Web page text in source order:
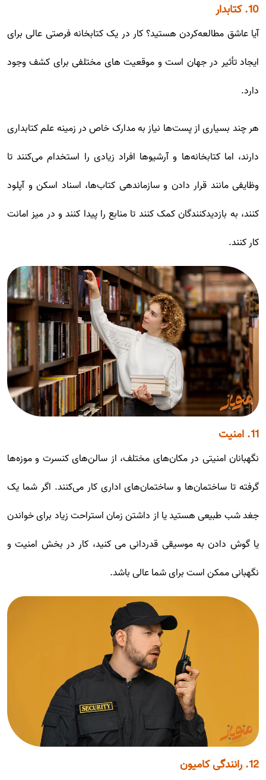
10. کتابدار
آیا عاشق مطالعه‌کردن هستید؟ کار در یک کتابخانه فرصتی عالی برای
ایجاد تأثیر در جهان است و موقعیت های مختلفی برای کشف وجود
دارد.
هر چند بسیاری از پست‌ها نیاز به مدارک خاص در زمینه علم کتابداری
دارند، اما کتابخانه‌ها و آرشیوها افراد زیادی را استخدام می‌کنند تا
وظایفی مانند قرار دادن و سازماندهی کتاب‌ها، اسناد اسکن و آپلود
کنند، به بازدیدکنندگان کمک کنند تا منابع را پیدا کنند و در میز امانت
کار کنند.
11. امنیت
نگهبانان امنیتی در مکان‌های مختلف، از سالن‌های کنسرت و موزه‌ها
گرفته تا ساختمان‌ها و ساختمان‌های اداری کار می‌کنند. اگر شما یک
جغد شب طبیعی هستید یا از داشتن زمان استراحت زیاد برای خواندن
یا گوش دادن به موسیقی قدردانی می کنید، کار در بخش امنیت و
نگهبانی ممکن است برای شما عالی باشد.
12. رانندگی کامیون